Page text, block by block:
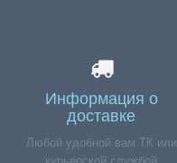
Информация о
доставке
Любой удобной вам ТК или